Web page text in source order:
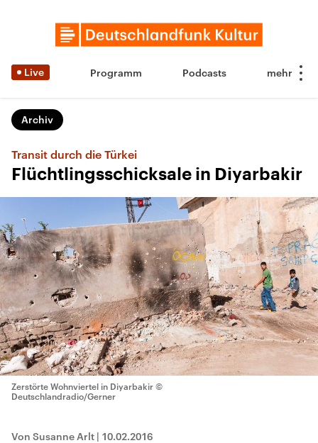
Live Programm Podcasts
Archiv
Transit durch die Türkei
Flüchtlingsschicksale in Diyarbakir
Zerstörte Wohnviertel in Diyarbakir ©
Deutschlandradio/Gerner
Von Susanne Arlt | 10.02.2016